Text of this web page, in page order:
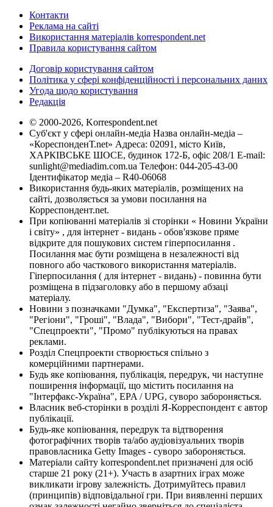
Контакти
Реклама на сайті
Використання матеріалів korrespondent.net
Правила користування сайтом
Договір користування сайтом
Політика у сфері конфіденційності і персональних даних
Угода щодо користування
Редакція
© 2000-2026, Korrespondent.net
Суб'єкт у сфері онлайн-медіа Назва онлайн-медіа –
«КореспонденТ.net» Адреса: 02091, місто Київ,
ХАРКІВСЬКЕ ШОСЕ, будинок 172-Б, офіс 208/1 E-mail:
sunlight@mediadim.com.ua Телефон: 044-205-43-00
Ідентифікатор медіа – R40-06068
Використання будь-яких матеріалів, розміщених на
сайті, дозволяється за умови посилання на
Корреспондент.net.
При копіюванні матеріалів зі сторінки « Новини України
і світу» , для інтернет - видань - обов'язкове пряме
відкрите для пошукових систем гіперпосилання .
Посилання має бути розміщена в незалежності від
повного або часткового використання матеріалів.
Гіперпосилання ( для інтернет - видань) - повинна бути
розміщена в підзаголовку або в першому абзаці
матеріалу.
Новини з позначками "Думка", "Експертиза", "Заява",
"Регіони", "Гроші", "Влада", "Вибори", "Тест-драйв",
"Спецпроекти", "Промо" публікуються на правах
реклами.
Розділ Спецпроекти створюється спільно з
комерційними партнерами.
Будь яке копіювання, публікація, передрук, чи наступне
поширення інформації, що містить посилання на
"Інтерфакс-Україна", EPA / UPG, суворо забороняється.
Власник веб-сторінки в розділі Я-Корреспондент є автор
публікації.
Будь-яке копіювання, передрук та відтворення
фотографічних творів та/або аудіовізуальних творів
правовласника Getty Images - суворо забороняється.
Матеріали сайту korrespondent.net призначені для осіб
старше 21 року (21+). Участь в азартних іграх може
викликати ігрову залежність. Дотримуйтесь правил
(принципів) відповідальної гри. При виявленні перших